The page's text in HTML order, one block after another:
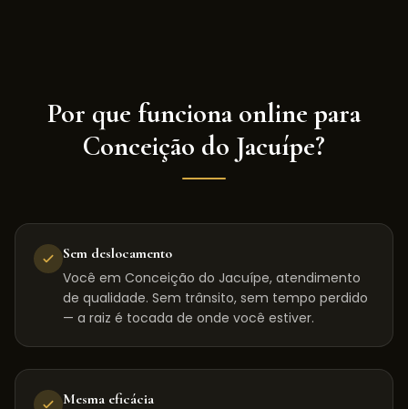
Por que funciona online para
Conceição do Jacuípe?
Sem deslocamento
Você em Conceição do Jacuípe, atendimento
de qualidade. Sem trânsito, sem tempo perdido
— a raiz é tocada de onde você estiver.
Mesma eficácia